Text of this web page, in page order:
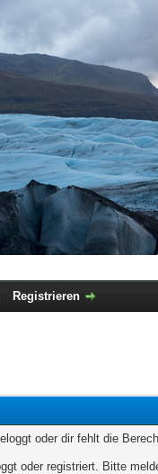
Registrieren
oder dir fehlt die
oder registriert. Bitte